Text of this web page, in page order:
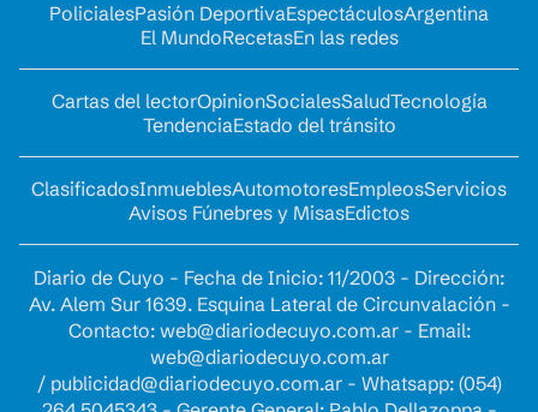
PolicialesPasión DeportivaEspectáculosArgentina
El MundoRecetasEn las redes
Cartas del lectorOpinionSocialesSaludTecnología
TendenciaEstado del tránsito
ClasificadosInmueblesAutomotoresEmpleosServicios
Avisos Fúnebres y MisasEdictos
Diario de Cuyo - Fecha de Inicio: 11/2003 - Dirección:
Av. Alem Sur 1639. Esquina Lateral de Circunvalación -
Contacto: web@diariodecuyo.com.ar- Email:
web@diariodecuyo.com.ar
/ publicidad@diariodecuyo.com.ar- Whatsapp: (054)